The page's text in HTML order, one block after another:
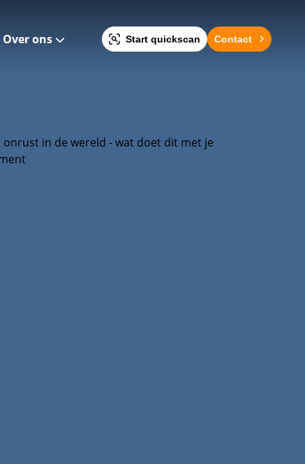
Over ons Start quickscan Contact